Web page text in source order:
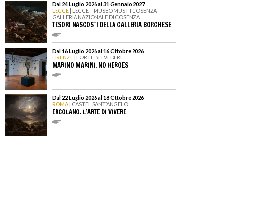
Dal 24 Luglio 2026 al 31 Gennaio 2027
LECCE | LECCE – MUSEO MUST I COSENZA –
GALLERIA NAZIONALE DI COSENZA
TESORI NASCOSTI DELLA GALLERIA BORGHESE
Dal 16 Luglio 2026 al 16 Ottobre 2026
FIRENZE | FORTE BELVEDERE
MARINO MARINI. NO HEROES
Dal 22 Luglio 2026 al 18 Ottobre 2026
ROMA | CASTEL SANT’ANGELO
ERCOLANO. L’ARTE DI VIVERE